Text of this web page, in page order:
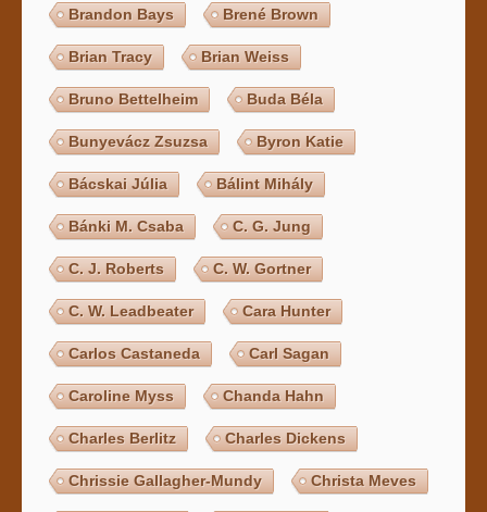
Brandon Bays Brené Brown
Brian Tracy Brian Weiss
Bruno Bettelheim Buda Béla
Bunyevácz Zsuzsa Byron Katie
Bácskai Júlia Bálint Mihály
Bánki M. Csaba C. G. Jung
C. J. Roberts C. W. Gortner
C. W. Leadbeater Cara Hunter
Carlos Castaneda Carl Sagan
Caroline Myss Chanda Hahn
Charles Berlitz Charles Dickens
Chrissie Gallagher-Mundy Christa Meves